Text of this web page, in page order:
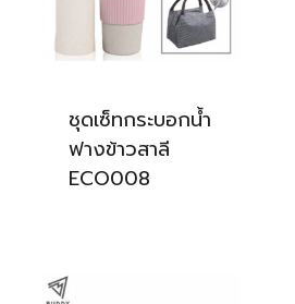
ชุดเซ็ทกระบอกน้ำ
ฟางข้าวสาลี
ECO008